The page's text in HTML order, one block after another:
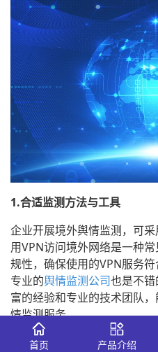
1.合适监测方法与工具
企业开展境外舆情监测，可
用VPN访问境外网络是一种
规性，确保使用的VPN服务
专业的舆情监测公司也是不
富的经验和专业的技术团队
情监测服务。
在众多舆情监测工具中，舆
首页 产品介绍